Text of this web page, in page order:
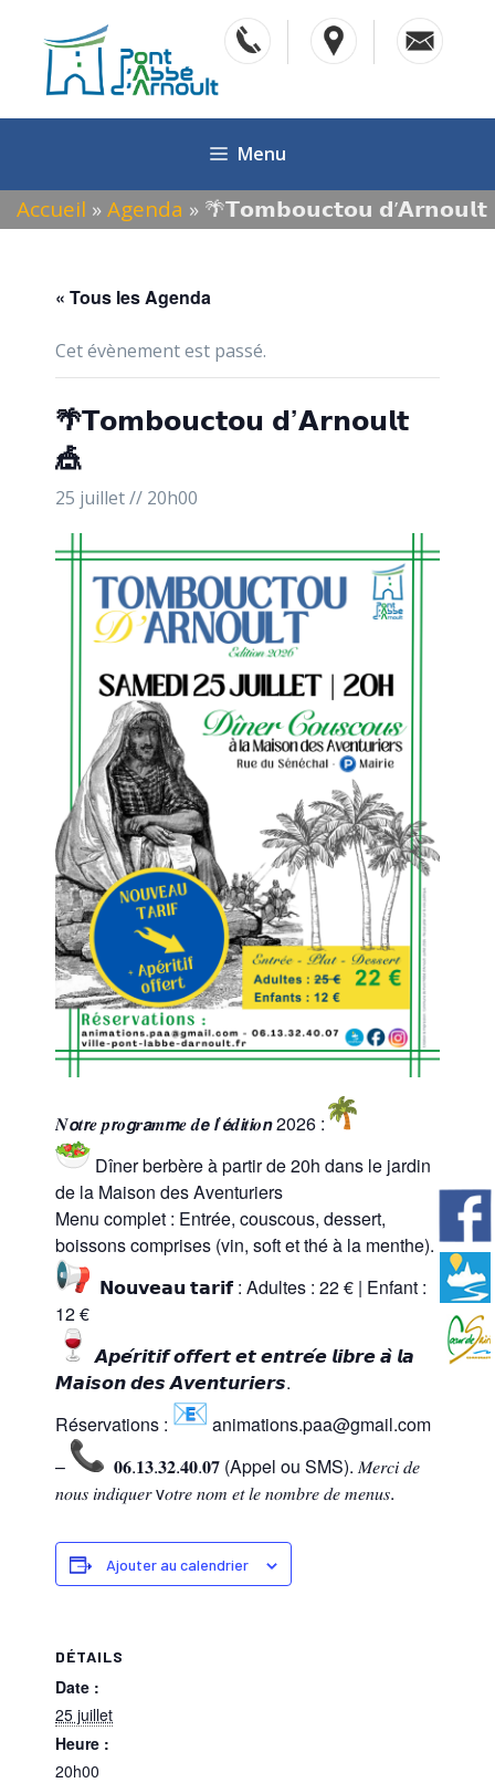
contenu
Menu
Accueil »Agenda » 🌴𝗧𝗼𝗺𝗯𝗼𝘂𝗰𝘁𝗼𝘂 𝗱’𝗔𝗿𝗻𝗼𝘂𝗹𝘁
« Tous les Agenda
Cet évènement est passé.
🌴𝗧𝗼𝗺𝗯𝗼𝘂𝗰𝘁𝗼𝘂 𝗱’𝗔𝗿𝗻𝗼𝘂𝗹𝘁
🎪
25 juillet // 20h00
𝑵𝙤𝒕𝙧𝒆 𝒑𝙧𝒐𝙜𝒓𝙖𝒎𝙢𝒆 𝒅𝙚 𝙡’𝙚́𝒅𝙞𝒕𝙞𝒐𝙣 2026 :
Dîner berbère à partir de 20h dans le jardin
de la Maison des Aventuriers
Menu complet : Entrée, couscous, dessert,
boissons comprises (vin, soft et thé à la menthe).
𝗡𝗼𝘂𝘃𝗲𝗮𝘂 𝘁𝗮𝗿𝗶𝗳 : Adultes : 22 € | Enfant :
12 €
𝘼𝙥𝙚́𝙧𝙞𝙩𝙞𝙛 𝙤𝙛𝙛𝙚𝙧𝙩 𝙚𝙩 𝙚𝙣𝙩𝙧𝙚́𝙚 𝙡𝙞𝙗𝙧𝙚 𝙖̀ 𝙡𝙖
𝙈𝙖𝙞𝙨𝙤𝙣 𝙙𝙚𝙨 𝘼𝙫𝙚𝙣𝙩𝙪𝙧𝙞𝙚𝙧𝙨.
Réservations :
animations.paa@gmail.com
–
𝟎𝟔.𝟏𝟑.𝟑𝟐.𝟒𝟎.𝟎𝟕 (Appel ou SMS). 𝑀𝑒𝑟𝑐𝑖 𝑑𝑒
𝑛𝑜𝑢𝑠 𝑖𝑛𝑑𝑖𝑞𝑢𝑒𝑟 v𝑜𝑡𝑟𝑒 𝑛𝑜𝑚 𝑒𝑡 𝑙𝑒 𝑛𝑜𝑚𝑏𝑟𝑒 𝑑𝑒 𝑚𝑒𝑛𝑢𝑠.
Ajouter au calendrier
DÉTAILS
Date :
25 juillet
Heure :
20h00